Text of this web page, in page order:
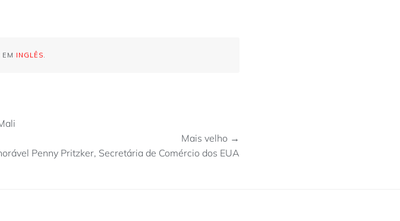
INGLÊS.
Mais velho →
Penny Pritzker, Secretária de Comércio dos EUA